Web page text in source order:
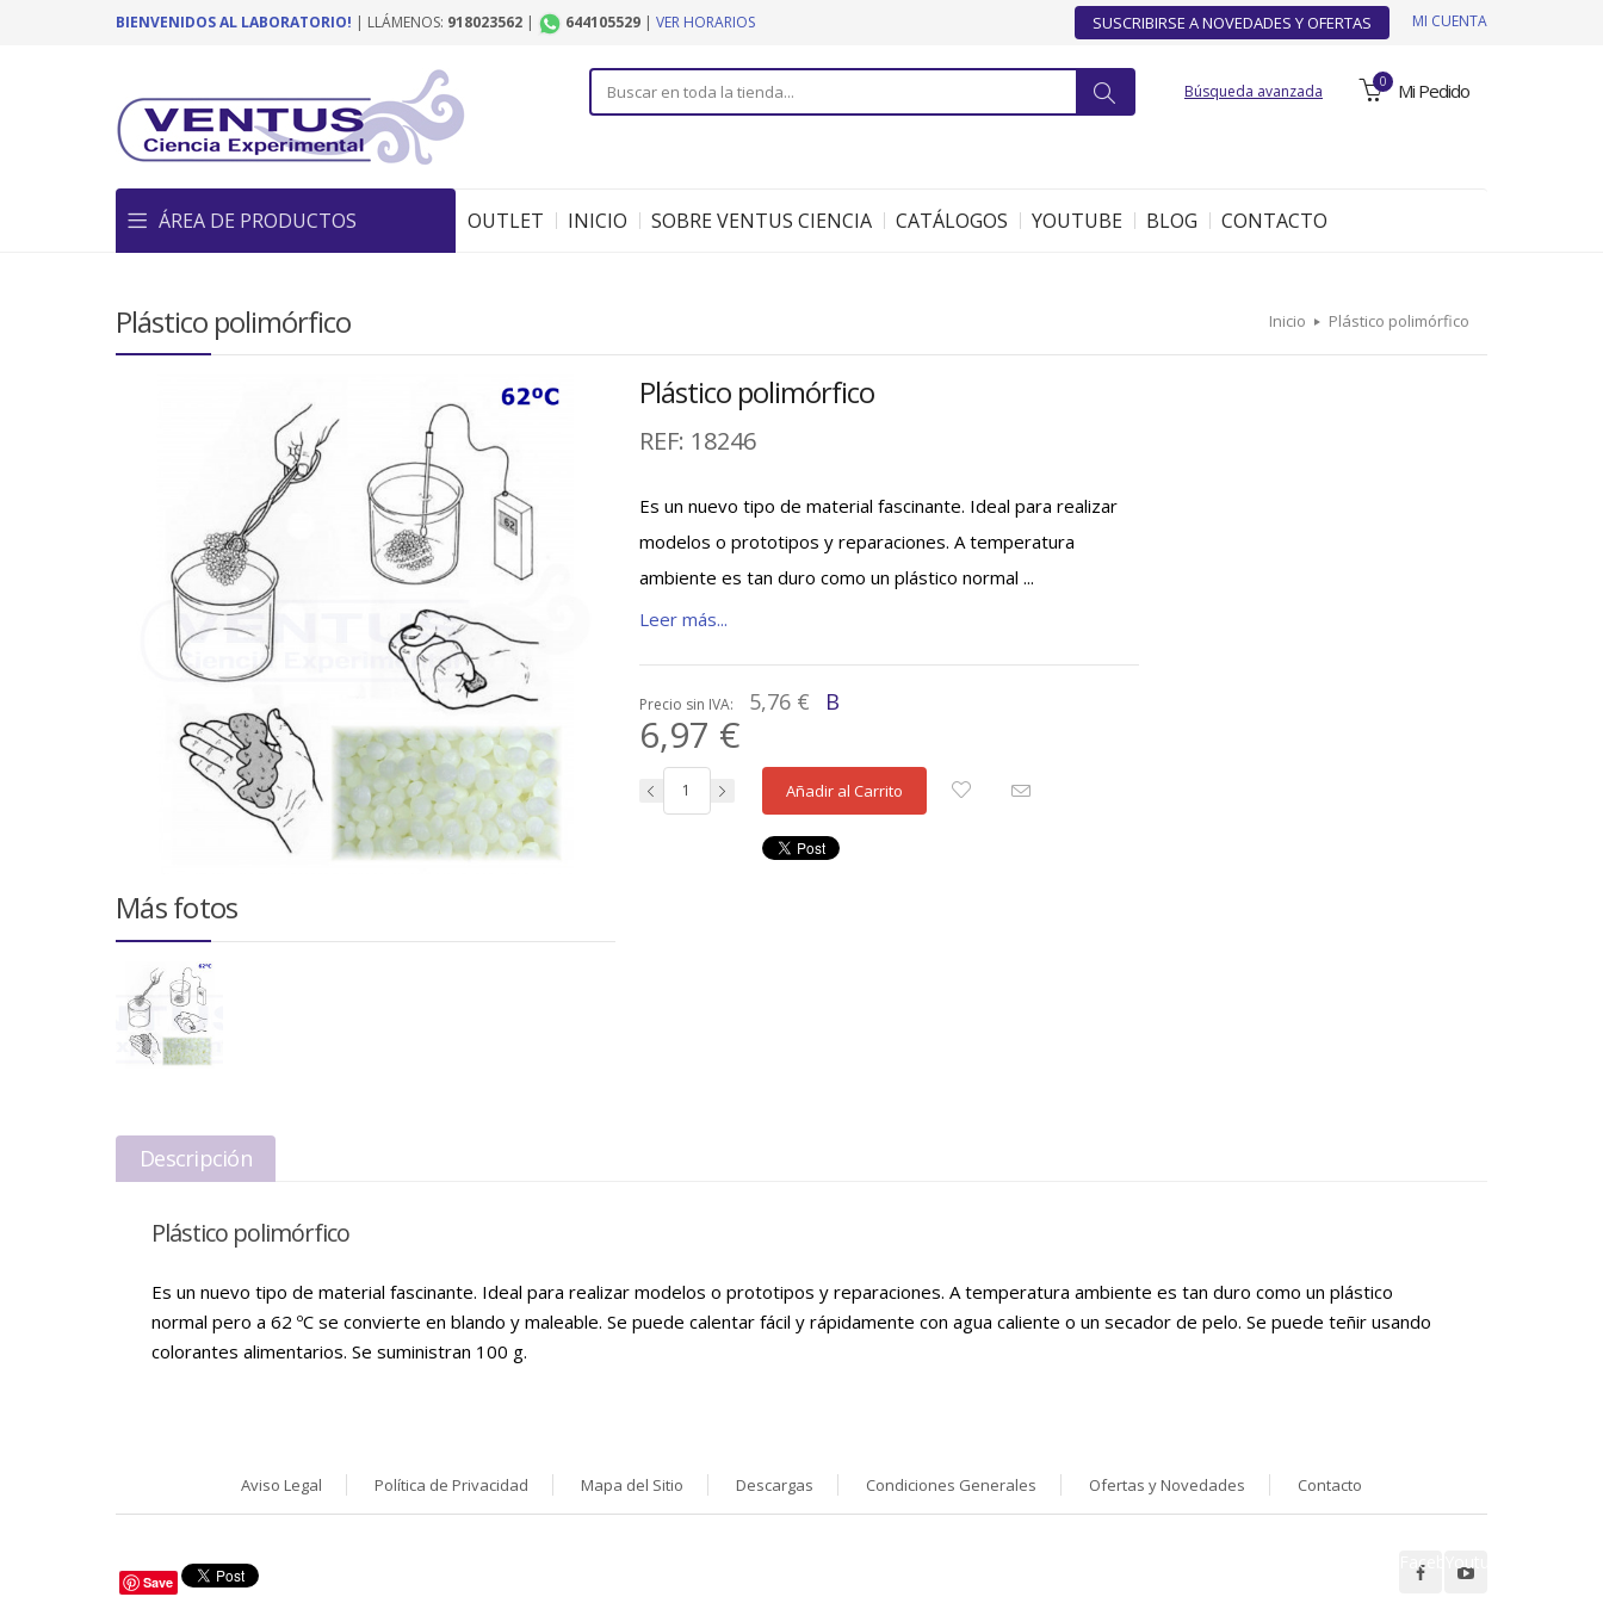
BIENVENIDOS AL LABORATORIO! | LLÁMENOS: 918023562 | 644105529 | VER HORARIOS SUSCRIBIRSE A NOVEDADES Y OFERTAS MI CUENTA
Búsqueda avanzada 0 Mi Pedido
ÁREA DE PRODUCTOS OUTLET INICIO SOBRE VENTUS CIENCIA CATÁLOGOS YOUTUBE BLOG CONTACTO
Plástico polimórfico Inicio Plástico polimórfico
Más fotos
Plástico polimórfico
REF: 18246
Es un nuevo tipo de material fascinante. Ideal para realizar
modelos o prototipos y reparaciones. A temperatura
ambiente es tan duro como un plástico normal ...
Leer más...
Precio sin IVA: 5,76 € B
6,97 €
Añadir al Carrito
Descripción
Plástico polimórfico
Es un nuevo tipo de material fascinante. Ideal para realizar modelos o prototipos y reparaciones. A temperatura ambiente es tan duro como un plástico
normal pero a 62 ºC se convierte en blando y maleable. Se puede calentar fácil y rápidamente con agua caliente o un secador de pelo. Se puede teñir usando
colorantes alimentarios. Se suministran 100 g.
Aviso Legal Política de Privacidad Mapa del Sitio Descargas Condiciones Generales Ofertas y Novedades Contacto
Save
Facebook